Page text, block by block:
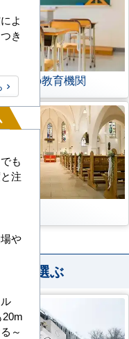
などの教育機関
ンを選ぶ
よ
き
も
注
や
～